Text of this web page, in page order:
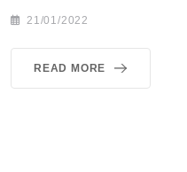
21/01/2022
READ MORE